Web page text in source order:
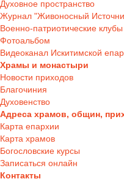
Духовное пространство
Журнал "Живоносный
Военно-патриотические клубы
Фотоальбом
Видеоканал Искитимской
Храмы и монастыри
Новости приходов
Благочиния
Духовенство
Адреса храмов, общин,
Карта епархии
Карта храмов
Богословские курсы
Записаться онлайн
Контакты